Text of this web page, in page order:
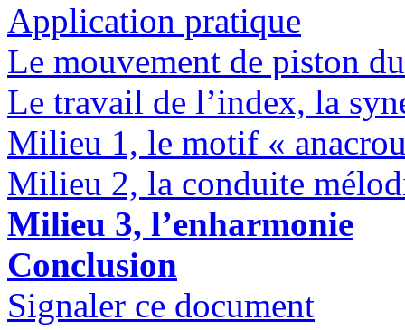
Application pratique
Le mouvement de piston
Le travail de l’index, la
Milieu 1, le motif «
Milieu 2, la conduite
Milieu 3, l’enharmonie
Conclusion
Signaler ce document